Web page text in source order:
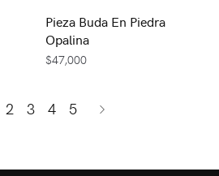
Pieza Buda En Piedra
Opalina
$47,000
2 3 4 5